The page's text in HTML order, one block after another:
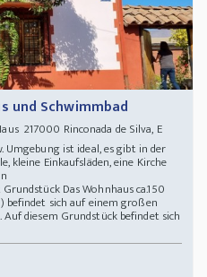
und Schwimmbad
217000 Rinconada de Silva, E
Umgebung ist ideal, es gibt in der
kleine Einkaufsläden, eine Kirche
Das Wohnhaus ca.150
sich auf einem großen
Auf diesem Grundstück befindet sich